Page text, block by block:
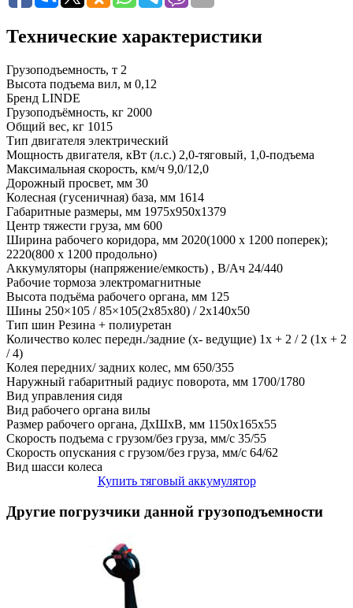
Технические характеристики
Грузоподъемность, т 2
Высота подъема вил, м 0,12
Бренд LINDE
Грузоподъёмность, кг 2000
Общий вес, кг 1015
Тип двигателя электрический
Мощность двигателя, кВт (л.с.) 2,0-тяговый, 1,0-подъема
Максимальная скорость, км/ч 9,0/12,0
Дорожный просвет, мм 30
Колесная (гусеничная) база, мм 1614
Габаритные размеры, мм 1975x950x1379
Центр тяжести груза, мм 600
Ширина рабочего коридора, мм 2020(1000 х 1200 поперек);
2220(800 х 1200 продольно)
Аккумуляторы (напряжение/емкость) , В/Ач 24/440
Рабочие тормоза электромагнитные
Высота подъёма рабочего органа, мм 125
Шины 250×105 / 85×105(2x85x80) / 2х140х50
Тип шин Резина + полиуретан
Количество колес передн./задние (x- ведущие) 1x + 2 / 2 (1x + 2
/ 4)
Колея передних/ задних колес, мм 650/355
Наружный габаритный радиус поворота, мм 1700/1780
Вид управления сидя
Вид рабочего органа вилы
Размер рабочего органа, ДхШхВ, мм 1150x165x55
Скорость подъема с грузом/без груза, мм/с 35/55
Скорость опускания с грузом/без груза, мм/с 64/62
Вид шасси колеса
Купить тяговый аккумулятор
Другие погрузчики данной грузоподъемности